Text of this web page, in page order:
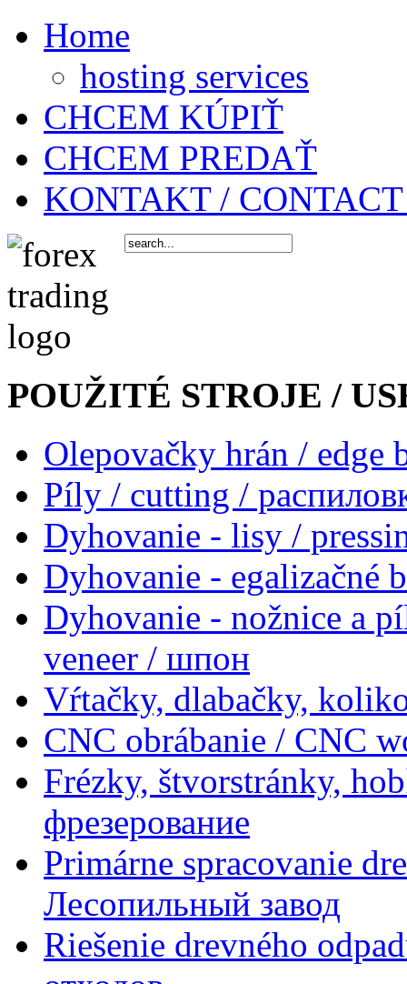
Home
hosting services
CHCEM KÚPIŤ
CHCEM PREDAŤ
KONTAKT /
POUŽITÉ STROJE /
Olepovačky hrán / edge
Píly / cutting /
Dyhovanie - lisy /
Dyhovanie - egalizačné
Dyhovanie - nožnice a
veneer / шпон
Vŕtačky, dlabačky,
CNC obrábanie / CNC
Frézky, štvorstránky,
фрезерование
Primárne spracovanie
Лесопильный завод
Riešenie drevného